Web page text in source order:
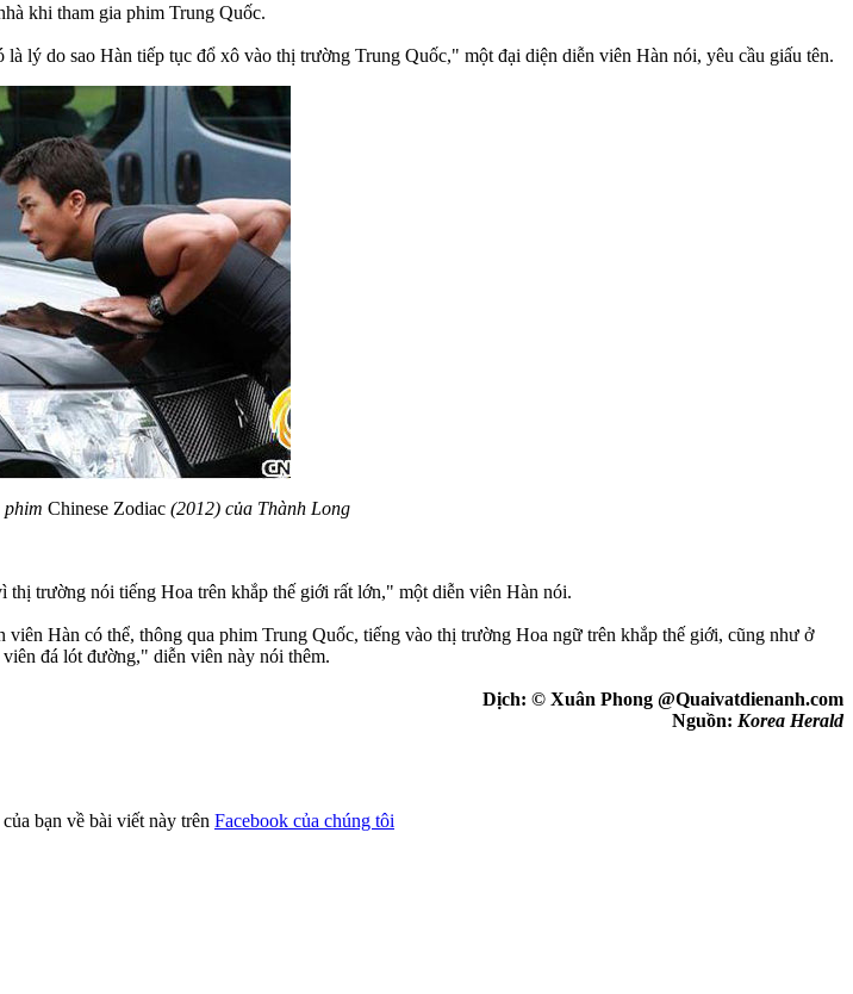
khi tham gia phim Trung Quốc.
lý do sao Hàn tiếp tục đổ xô vào thị trường Trung Quốc," một đại diện diễn viên Hàn nói, yêu cầu giấu tên.
phim Chinese Zodiac (2012) của Thành Long
trường nói tiếng Hoa trên khắp thế giới rất lớn," một diễn viên Hàn nói.
Hàn có thể, thông qua phim Trung Quốc, tiếng vào thị trường Hoa ngữ trên khắp thế giới, cũng như ở
đá lót đường," diễn viên này nói thêm.
Dịch: © Xuân Phong @Quaivatdienanh.com
Nguồn: Korea Herald
bạn về bài viết này trên Facebook của chúng tôi